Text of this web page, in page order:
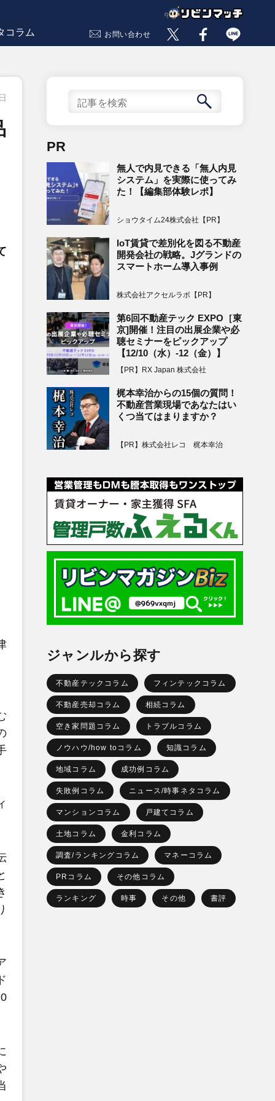
コラム お問い合わせ
PR
無人で内見できる「無人内見
システム」を実際に使ってみ
た！【編集部体験レポ】
ショウタイム24株式会社【PR】
IoT賃貸で差別化を図る不動産
開発会社の戦略。Jグランドの
スマートホーム導入事例
株式会社アクセルラボ【PR】
第6回不動産テック EXPO［東
京]開催！注目の出展企業や必
聴セミナーをピックアップ
【12/10（水）-12（金）】
【PR】RX Japan 株式会社
梶本幸治からの15個の質問！
不動産営業現場であなたはい
くつ当てはまりますか？
【PR】株式会社レコ 梶本幸治
ジャンルから探す
不動産テックコラム フィンテックコラム
不動産売却コラム 相続コラム
空き家問題コラム トラブルコラム
ノウハウ/how toコラム 知識コラム
地域コラム 成功例コラム
失敗例コラム ニュース/時事ネタコラム
マンションコラム 戸建てコラム
土地コラム 金利コラム
調査/ランキングコラム マネーコラム
PRコラム その他コラム
ランキング 時事 その他 書評